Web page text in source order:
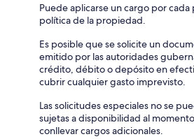
Puede aplicarse un cargo por
política de la propiedad.
Es posible que se solicite un
emitido por las autoridades
crédito, débito o depósito en
cubrir cualquier gasto imprevisto.
Las solicitudes especiales no se
sujetas a disponibilidad al
conllevar cargos adicionales.